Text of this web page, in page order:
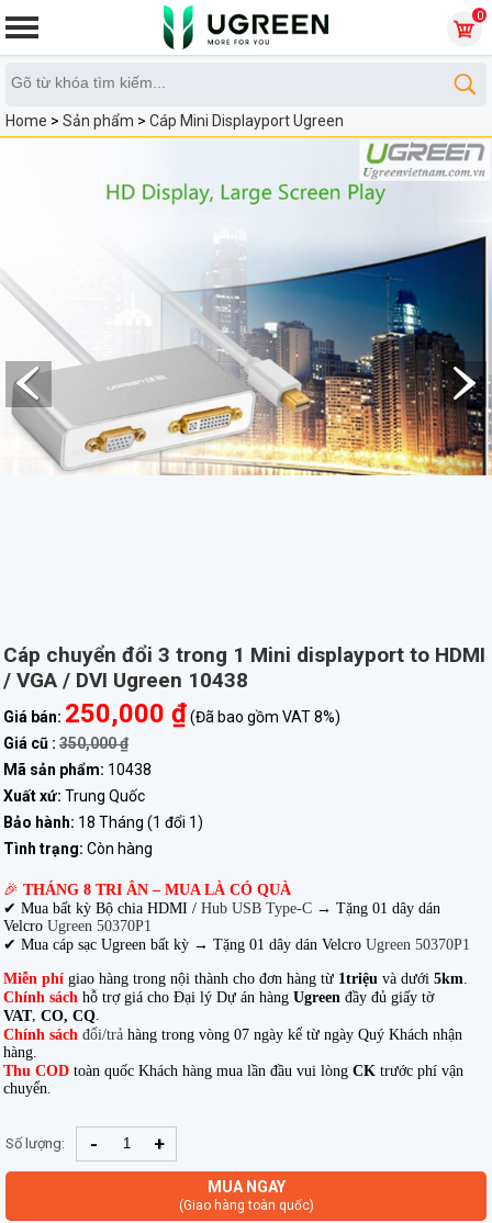
0
Home > Sản phẩm > Cáp Mini Displayport Ugreen
Cáp chuyển đổi 3 trong 1 Mini displayport to HDMI
/ VGA / DVI Ugreen 10438
Giá bán: 250,000 ₫(Đã bao gồm VAT 8%)
Giá cũ : 350,000 ₫
Mã sản phẩm: 10438
Xuất xứ: Trung Quốc
Bảo hành: 18 Tháng (1 đổi 1)
Tình trạng: Còn hàng
🎉 THÁNG 8 TRI ÂN – MUA LÀ CÓ QUÀ
✔ Mua bất kỳ Bộ chia HDMI / Hub USB Type-C → Tặng 01 dây dán
Velcro Ugreen 50370P1
✔ Mua cáp sạc Ugreen bất kỳ → Tặng 01 dây dán Velcro Ugreen 50370P1
Miễn phí giao hàng trong nội thành cho đơn hàng từ 1triệu và dưới 5km.
Chính sách hỗ trợ giá cho Đại lý Dự án hàng Ugreen đầy đủ giấy tờ
VAT, CO, CQ.
Chính sách đổi/trả hàng trong vòng 07 ngày kể từ ngày Quý Khách nhận
hàng.
Thu COD toàn quốc Khách hàng mua lần đầu vui lòng CK trước phí vận
chuyển.
Số lượng: - +
MUA NGAY
(Giao hàng toàn quốc)